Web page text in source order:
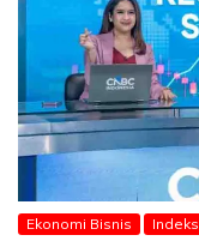
Ekonomi Bisnis Indeks